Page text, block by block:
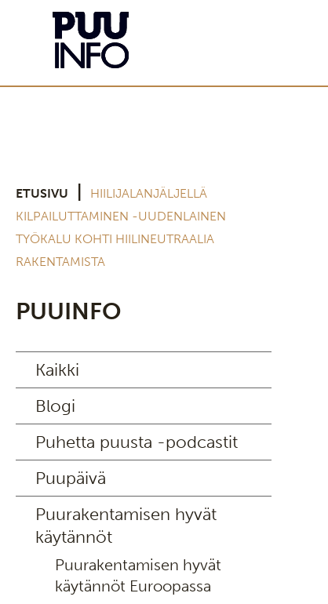
ETUSIVU
HIILIJALANJÄLJELLÄ
KILPAILUTTAMINEN -UUDENLAINEN
TYÖKALU KOHTI HIILINEUTRAALIA
RAKENTAMISTA
PUUINFO
Kaikki
Blogi
Puhetta puusta -podcastit
Puupäivä
Puurakentamisen hyvät
käytännöt
Puurakentamisen hyvät
käytännöt Euroopassa